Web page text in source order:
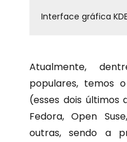
Interface gráfica
Atualmente,
populares, temos
(esses dois últimos
Fedora, Open
outras, sendo a